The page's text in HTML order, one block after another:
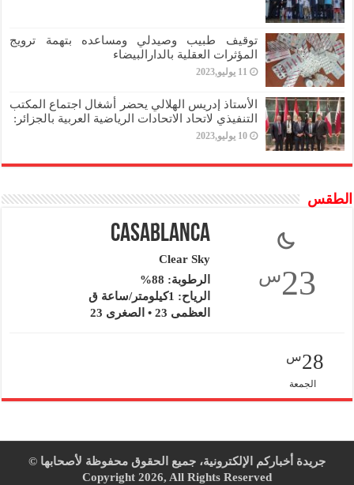
توقيف طبيب وصيدلي ومساعده بتهمة ترويج
المؤثرات العقلية بالدارالبيضاء
11 يوليو,2023
الأستاذ إدريس الهلالي يحضر أشغال اجتماع المكتب
التنفيذي لاتحاد الاتحادات الرياضية العربية بالجزائر:
10 يوليو,2023
الطقس
23س
Casablanca
Clear Sky
الرطوبة: 88%
الرياح: 1كيلومتر/ساعة ق
العظمى 23 • الصغرى 23
28س
الجمعة
جريدة أخباركم الإلكترونية، جميع الحقوق محفوظة لأصحابها ©
Copyright 2026, All Rights Reserved